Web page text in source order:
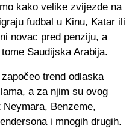
kako velike zvijezde na
fudbal u Kinu, Katar ili
novac pred penziju, a
Saudijska Arabija.
trend odlaska
a za njim su ovog
Benzeme,
i mnogih drugih.